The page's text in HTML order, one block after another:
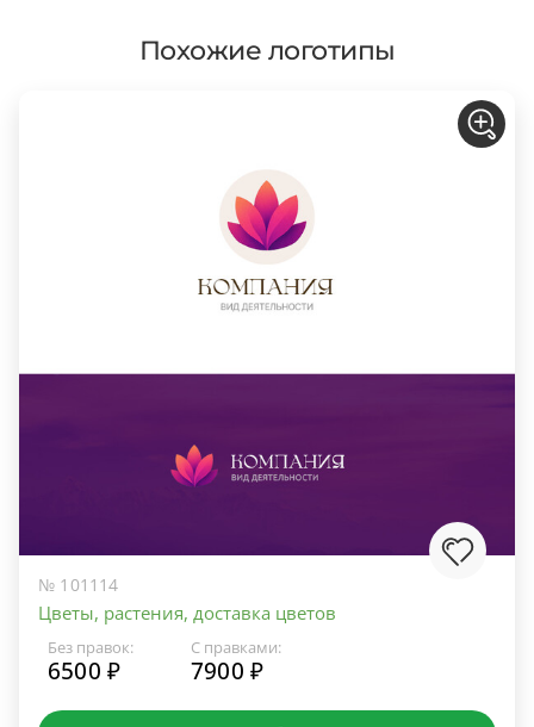
Похожие логотипы
№ 101114
Цветы, растения, доставка цветов
Без правок:
6500 ₽
С правками:
7900 ₽